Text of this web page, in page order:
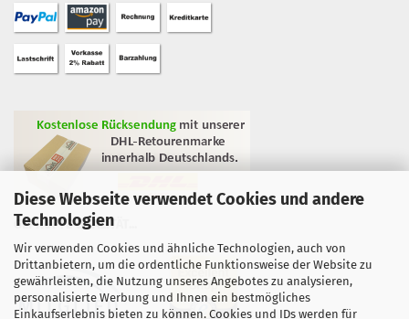
Diese Webseite verwendet Cookies und andere
Technologien
Wir verwenden Cookies und ähnliche Technologien, auch von
Drittanbietern, um die ordentliche Funktionsweise der Website zu
gewährleisten, die Nutzung unseres Angebotes zu analysieren,
personalisierte Werbung und Ihnen ein bestmögliches
Einkaufserlebnis bieten zu können. Cookies und IDs werden für
GEPRÜFTE QUALITÄT...